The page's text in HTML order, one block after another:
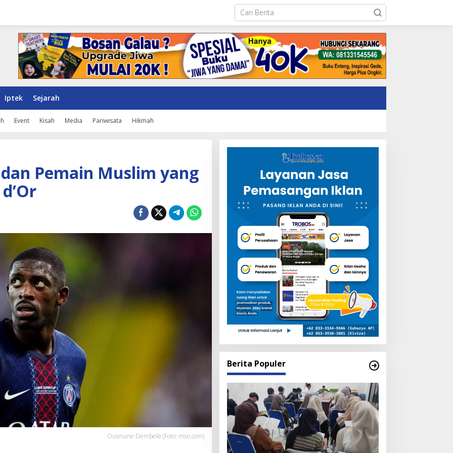
Iptek Sejarah
Event Kisah Media Pariwisata Hikmah
Pemain Muslim yang
Ousmane Dembele (Foto: msn.com)
Berita Populer